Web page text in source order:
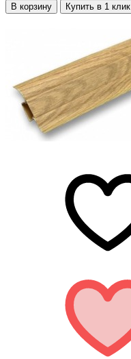
В корзину Купить в 1 клик